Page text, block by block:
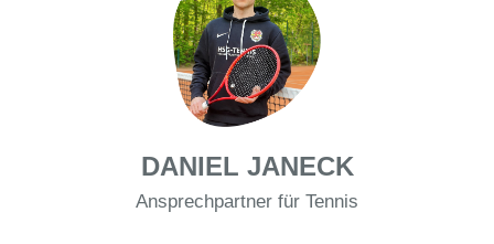
DANIEL JANECK
Ansprechpartner für Tennis